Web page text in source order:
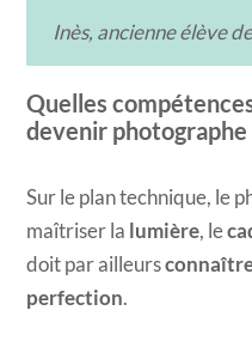
Inès, ancienne élève
Quelles
devenir photographe
Sur le plan technique, le
maîtriser la lumière, le
doit par ailleurs
perfection.